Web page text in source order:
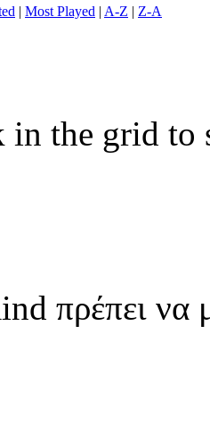
| Most Played | A-Z | Z-A
in the grid
πρέπει να